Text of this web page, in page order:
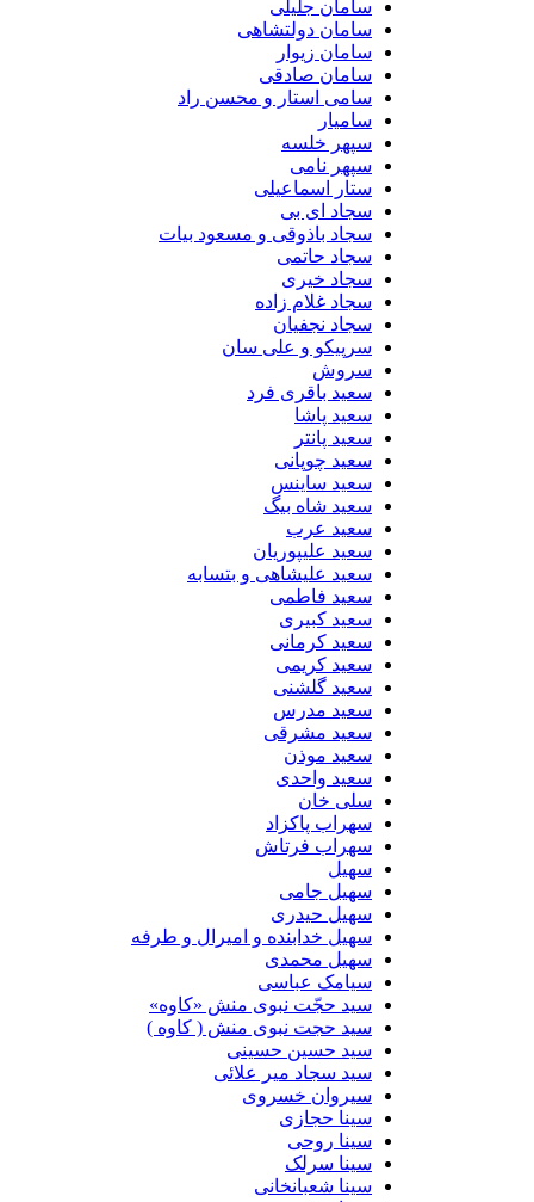
سامان جلیلی
سامان دولتشاهی
سامان زیوار
سامان صادقی
سامی استار و محسن راد
سامیار
سپهر خلسه
سپهر نامی
ستار اسماعیلی
سجاد ای بی
سجاد باذوقی و مسعود بیات
سجاد حاتمی
سجاد خیری
سجاد غلام زاده
سجاد نجفیان
سرپیکو و علی سان
سروش
سعید باقری فرد
سعید پاشا
سعید پانتر
سعید چوپانی
سعید ساینس
سعید شاه بیگ
سعید عرب
سعید علیپوریان
سعید علیشاهی و بتسابه
سعید فاطمی
سعید کبیری
سعید کرمانی
سعید کریمی
سعید گلشنی
سعید مدرس
سعید مشرقی
سعید موذن
سعید واحدی
سلی خان
سهراب پاکزاد
سهراب فرتاش
سهیل
سهیل جامی
سهیل حیدری
سهیل خدابنده و امیرال و طرفه
سهیل محمدی
سیامک عباسی
سید حجّت نبوی منش «کاوه»
سید حجت نبوی منش ( کاوه )
سید حسین حسینى
سید سجاد میر علائی
سیروان خسروی
سینا حجازی
سینا روحی
سینا سرلک
سینا شعبانخانی